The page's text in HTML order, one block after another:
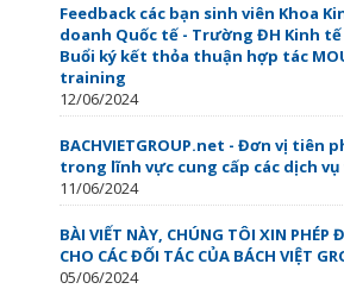
Feedback các bạn sinh viên Khoa
doanh Quốc tế - Trường ĐH Kinh tế
Buổi ký kết thỏa thuận hợp tác
training
12/06/2024
BACHVIETGROUP.net - Đơn vị tiên
trong lĩnh vực cung cấp các dịch
11/06/2024
BÀI VIẾT NÀY, CHÚNG TÔI XIN PHÉP
CHO CÁC ĐỐI TÁC CỦA BÁCH VIỆT
05/06/2024